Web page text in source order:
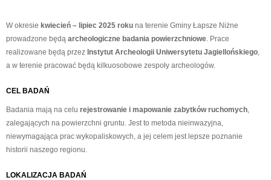
W okresie kwiecień – lipiec 2025 roku na terenie Gminy Łapsze Niżne
prowadzone będą archeologiczne badania powierzchniowe. Prace
realizowane będą przez Instytut Archeologii Uniwersytetu Jagiellońskiego,
a w terenie pracować będą kilkuosobowe zespoły archeologów.
CEL BADAŃ
Badania mają na celu rejestrowanie i mapowanie zabytków ruchomych,
zalegających na powierzchni gruntu. Jest to metoda nieinwazyjna,
niewymagająca prac wykopaliskowych, a jej celem jest lepsze poznanie
historii naszego regionu.
LOKALIZACJA BADAŃ